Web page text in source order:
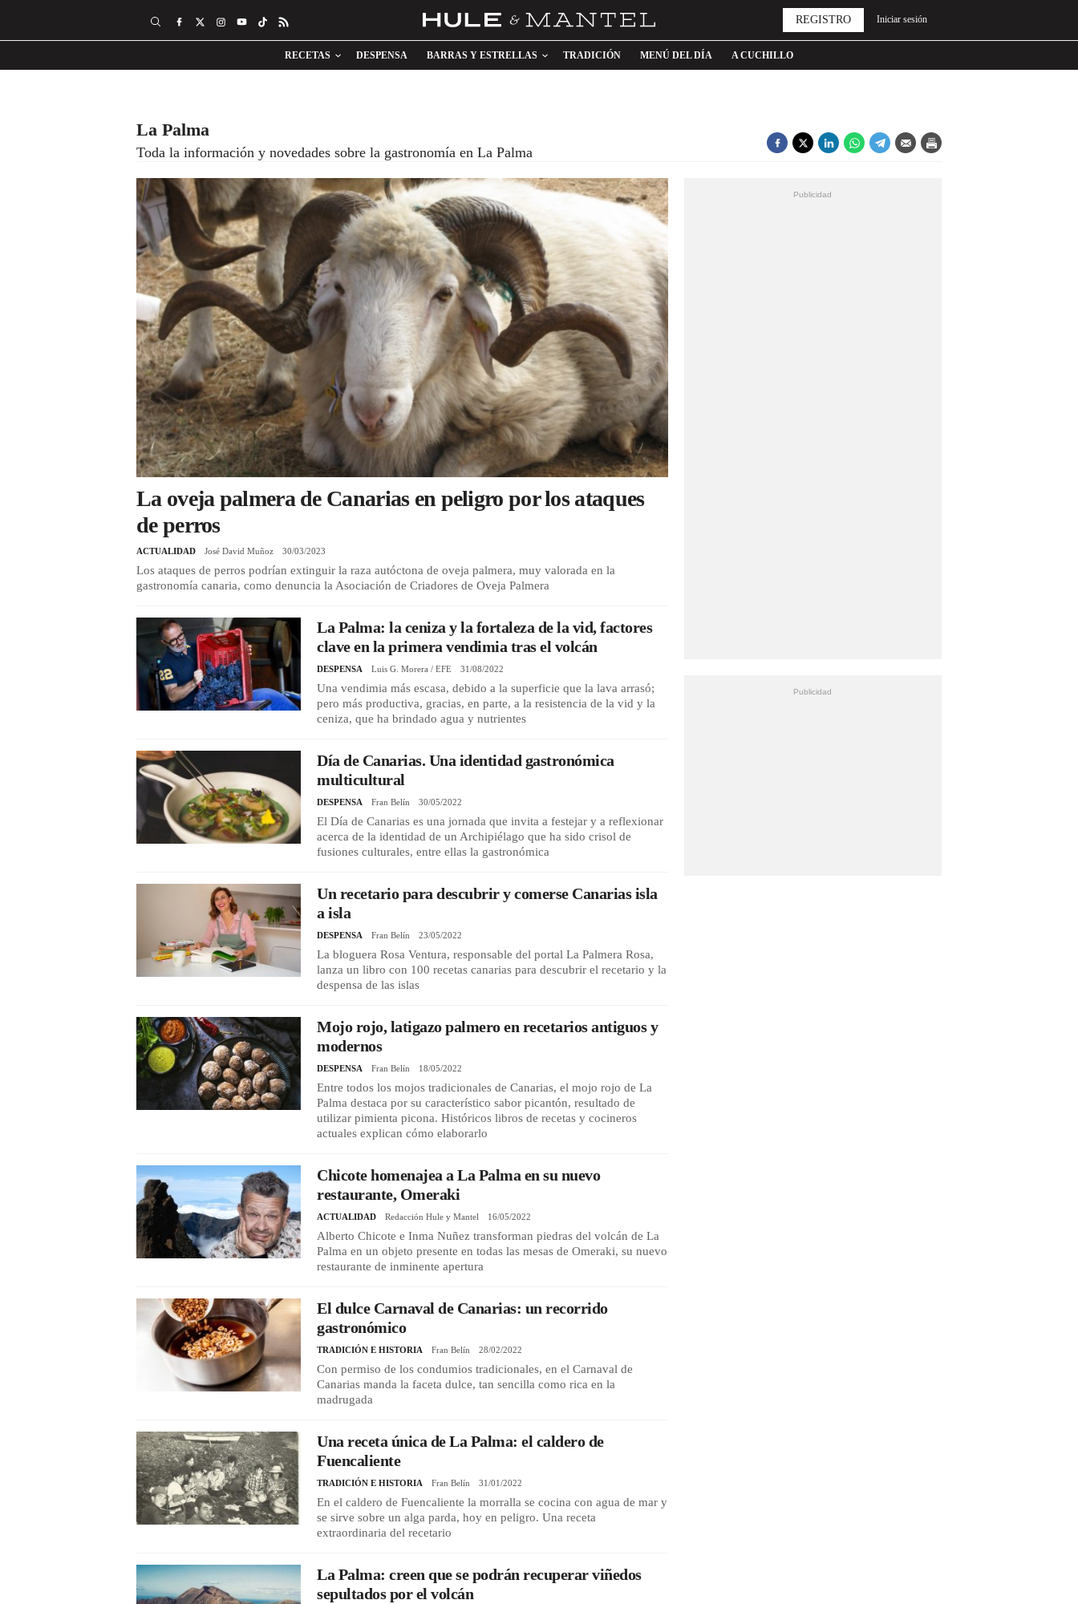
RECETAS DESPENSA BARRAS Y ESTRELLAS TRADICIÓN MENÚ DEL DÍA A CUCHILLO
REGISTRO Iniciar sesión
La Palma
Toda la información y novedades sobre la gastronomía en La Palma
La oveja palmera de Canarias en peligro por los ataques
de perros
ACTUALIDAD José David Muñoz 30/03/2023
Los ataques de perros podrían extinguir la raza autóctona de oveja palmera, muy valorada en la
gastronomía canaria, como denuncia la Asociación de Criadores de Oveja Palmera
La Palma: la ceniza y la fortaleza de la vid, factores
clave en la primera vendimia tras el volcán
DESPENSA Luis G. Morera / EFE 31/08/2022
Una vendimia más escasa, debido a la superficie que la lava arrasó;
pero más productiva, gracias, en parte, a la resistencia de la vid y la
ceniza, que ha brindado agua y nutrientes
Día de Canarias. Una identidad gastronómica
multicultural
DESPENSA Fran Belín 30/05/2022
El Día de Canarias es una jornada que invita a festejar y a reflexionar
acerca de la identidad de un Archipiélago que ha sido crisol de
fusiones culturales, entre ellas la gastronómica
Un recetario para descubrir y comerse Canarias isla
a isla
DESPENSA Fran Belín 23/05/2022
La bloguera Rosa Ventura, responsable del portal La Palmera Rosa,
lanza un libro con 100 recetas canarias para descubrir el recetario y la
despensa de las islas
Mojo rojo, latigazo palmero en recetarios antiguos y
modernos
DESPENSA Fran Belín 18/05/2022
Entre todos los mojos tradicionales de Canarias, el mojo rojo de La
Palma destaca por su característico sabor picantón, resultado de
utilizar pimienta picona. Históricos libros de recetas y cocineros
actuales explican cómo elaborarlo
Chicote homenajea a La Palma en su nuevo
restaurante, Omeraki
ACTUALIDAD Redacción Hule y Mantel 16/05/2022
Alberto Chicote e Inma Nuñez transforman piedras del volcán de La
Palma en un objeto presente en todas las mesas de Omeraki, su nuevo
restaurante de inminente apertura
El dulce Carnaval de Canarias: un recorrido
gastronómico
TRADICIÓN E HISTORIA Fran Belín 28/02/2022
Con permiso de los condumios tradicionales, en el Carnaval de
Canarias manda la faceta dulce, tan sencilla como rica en la
madrugada
Una receta única de La Palma: el caldero de
Fuencaliente
TRADICIÓN E HISTORIA Fran Belín 31/01/2022
En el caldero de Fuencaliente la morralla se cocina con agua de mar y
se sirve sobre un alga parda, hoy en peligro. Una receta
extraordinaria del recetario
La Palma: creen que se podrán recuperar viñedos
sepultados por el volcán